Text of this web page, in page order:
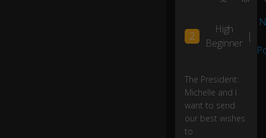
e
le
br
in
g
2
High
Beginner
|
The President:
Michelle and I
want to send
our best wishes
to